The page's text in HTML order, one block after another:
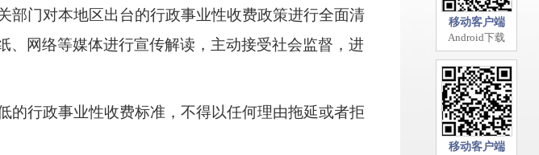
移动客户端
Android下载
移动客户端
门对本地区出台的行政事业性收费政策进行全面清
网络等媒体进行宣传解读，主动接受社会监督，进
行政事业性收费标准，不得以任何理由拖延或者拒